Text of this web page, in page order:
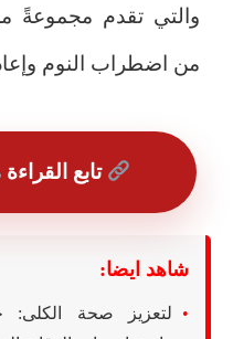
والتي تقدم مجموعةً
من اضطراب النوم
تابع
شاهد ايضا:
لتعزيز صحة الكلى: